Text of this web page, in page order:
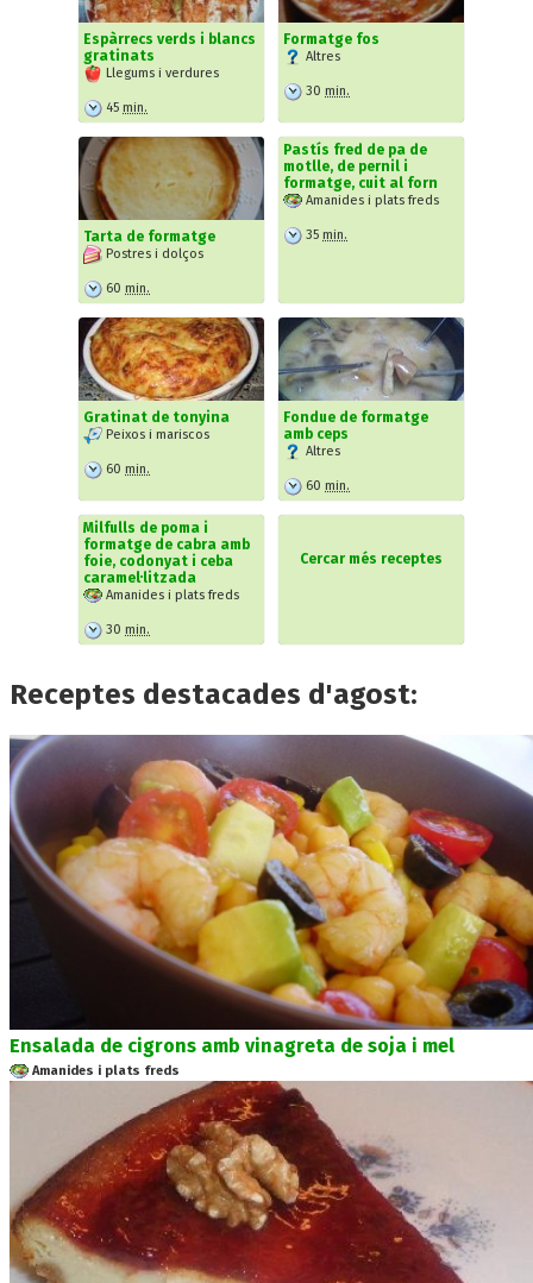
Espàrrecs verds i blancs
gratinats
Llegums i verdures
45 min.
Formatge fos
Altres
30 min.
Tarta de formatge
Postres i dolços
60 min.
Pastís fred de pa de
motlle, de pernil i
formatge, cuit al forn
Amanides i plats freds
35 min.
Gratinat de tonyina
Peixos i mariscos
60 min.
Fondue de formatge
amb ceps
Altres
60 min.
Milfulls de poma i
formatge de cabra amb
foie, codonyat i ceba
caramel·litzada
Amanides i plats freds
30 min.
Cercar més receptes
Receptes destacades d'agost:
Ensalada de cigrons amb vinagreta de soja i mel
Amanides i plats freds